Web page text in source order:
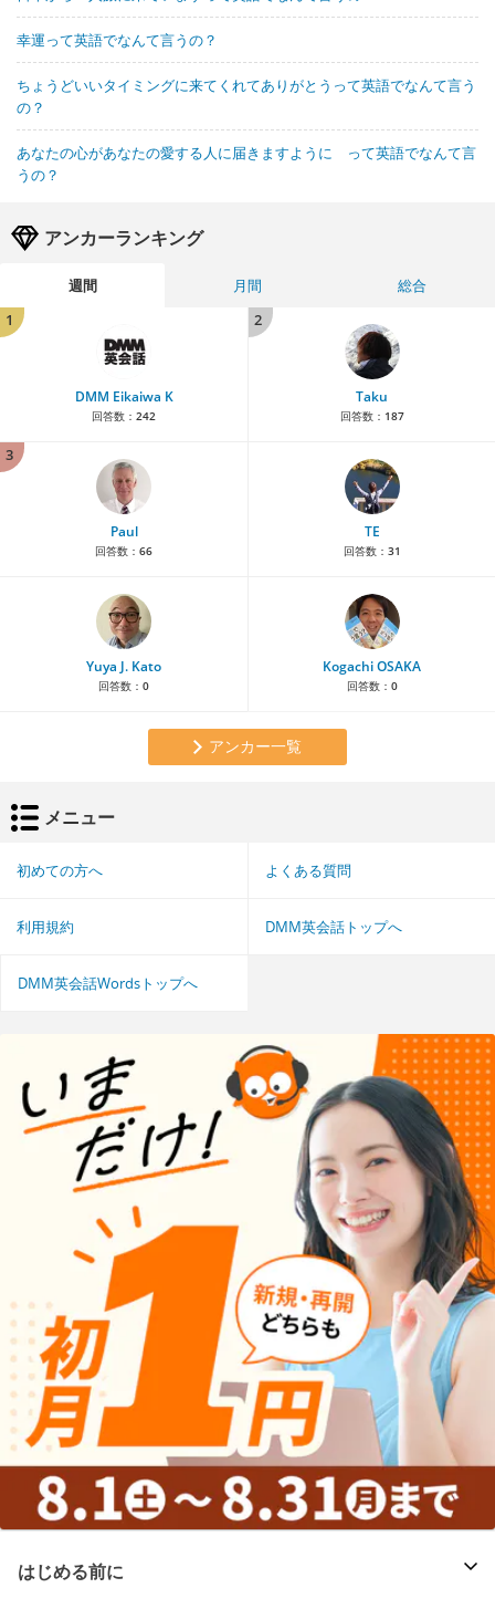
幸運って英語でなんて言うの？
ちょうどいいタイミングに来てくれてありがとうって英語でなんて言う
の？
あなたの心があなたの愛する人に届きますように って英語でなんて言
うの？
アンカーランキング
週間 月間
総合
1
DMM Eikaiwa K
回答数： 242
2
Taku
回答数： 187
3
Paul
回答数： 66
TE
回答数： 31
Yuya J. Kato
回答数： 0
Kogachi OSAKA
回答数： 0
アンカー一覧
メニュー
初めての方へ よくある質問
利用規約 DMM英会話トップへ
DMM英会話Wordsトップへ
はじめる前に